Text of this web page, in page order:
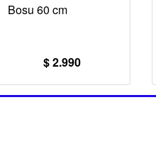
Bosu 60 cm
$ 2.990